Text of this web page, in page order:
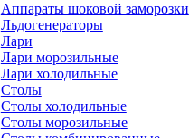
Аппараты шоковой заморозки
Льдогенераторы
Лари
Лари морозильные
Лари холодильные
Столы
Столы холодильные
Столы морозильные